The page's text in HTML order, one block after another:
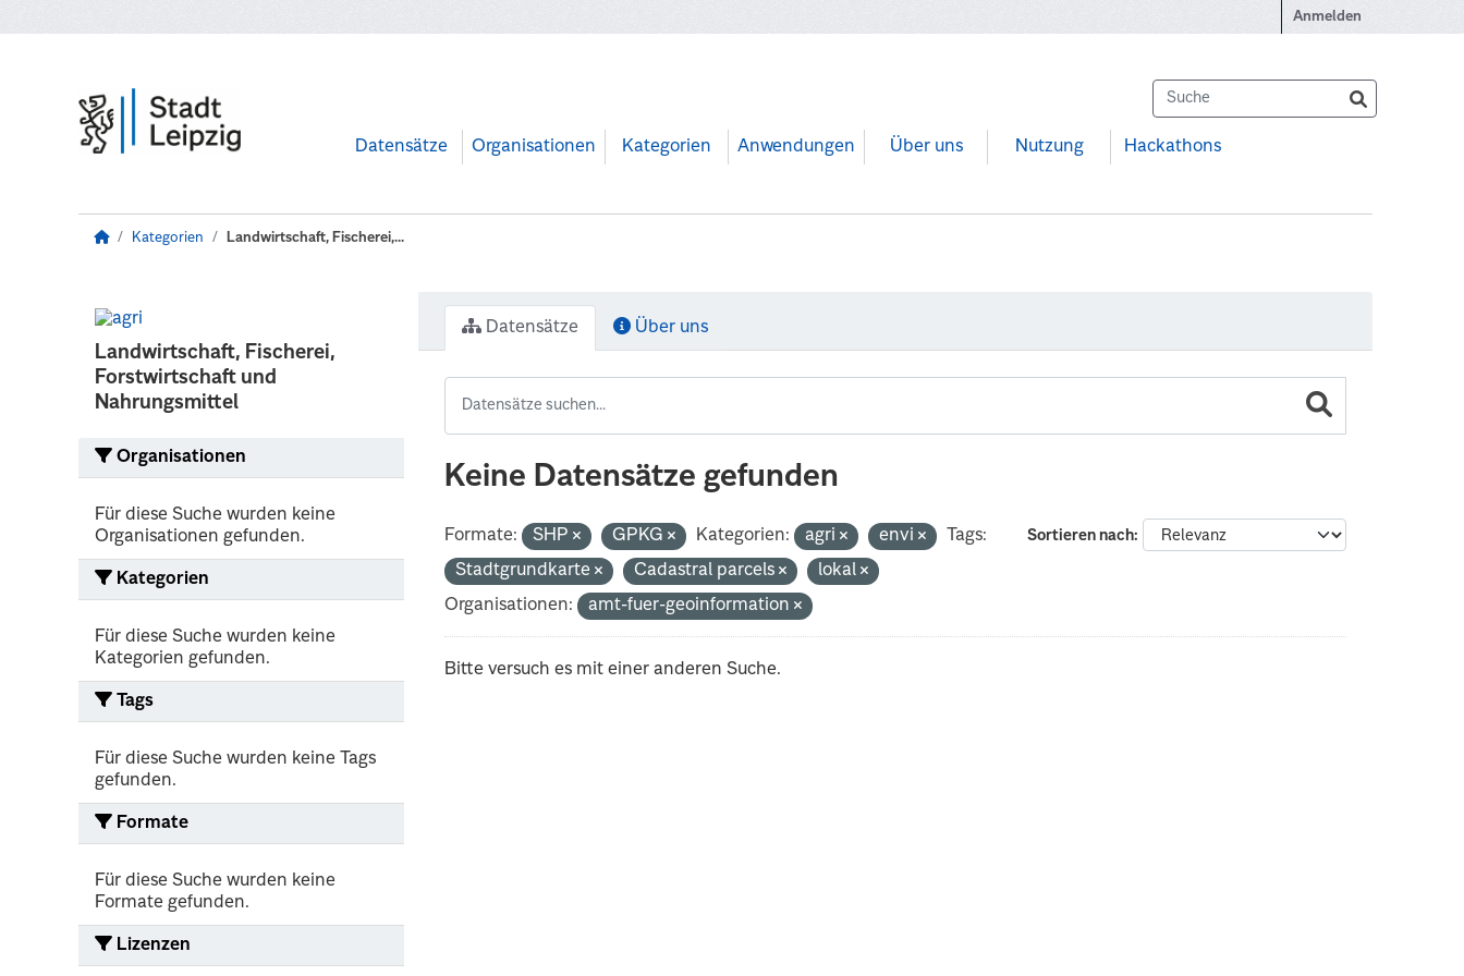
Anmelden
Datensätze Organisationen Kategorien Anwendungen Über uns Nutzung Hackathons
Kategorien Landwirtschaft, Fischerei,...
Landwirtschaft, Fischerei,
Forstwirtschaft und
Nahrungsmittel
Organisationen
Für diese Suche wurden keine
Organisationen gefunden.
Kategorien
Für diese Suche wurden keine
Kategorien gefunden.
Tags
Für diese Suche wurden keine Tags
gefunden.
Formate
Für diese Suche wurden keine
Formate gefunden.
Lizenzen
Datensätze Über uns
Keine Datensätze gefunden
Sortieren nach
Formate: SHP GPKG Kategorien: agri envi
Tags:
Stadtgrundkarte
Cadastral parcels
lokal
Organisationen:
amt-fuer-geoinformation
Bitte versuch es mit einer anderen Suche.